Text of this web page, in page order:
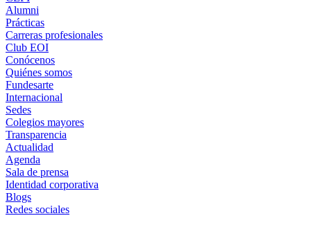
Alumni
Prácticas
Carreras profesionales
Club EOI
Conócenos
Quiénes somos
Fundesarte
Internacional
Sedes
Colegios mayores
Transparencia
Actualidad
Agenda
Sala de prensa
Identidad corporativa
Blogs
Redes sociales